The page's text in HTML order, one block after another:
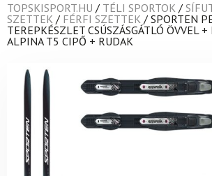
TOPSKISPORT.HU / TÉLI SPORTOK /
SZETTEK / FÉRFI SZETTEK / SPORTEN
TEREPKÉSZLET CSÚSZÁSGÁTLÓ ÖVVEL +
ALPINA T5 CIPŐ + RUDAK